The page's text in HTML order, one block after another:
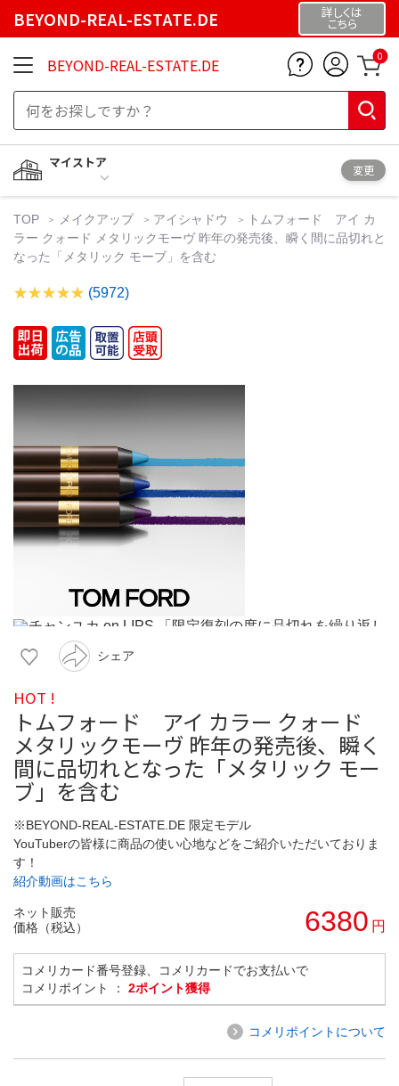
BEYOND-REAL-ESTATE.DE 詳しくは
こちら
BEYOND-REAL-ESTATE.DE 0
マイストア
変更
TOP メイクアップ アイシャドウ
トムフォード アイ カ
ラー クォード メタリックモーヴ 昨年の発売後、瞬く間に品切れと
なった「メタリック モーブ」を含む
(5972)
シェア
HOT !
トムフォード アイ カラー クォード
メタリックモーヴ 昨年の発売後、瞬く
間に品切れとなった「メタリック モー
ブ」を含む
※BEYOND-REAL-ESTATE.DE 限定モデル
YouTuberの皆様に商品の使い心地などをご紹介いただいておりま
す！
紹介動画はこちら
ネット販売
価格（税込）
6380 円
コメリカード番号登録、コメリカードでお支払いで
コメリポイント ： 2ポイント獲得
コメリポイントについて